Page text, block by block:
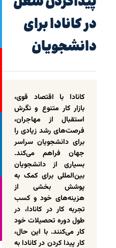
در کانادا برای
دانشجویان
کانادا با اقتصاد قوی،
بازار کار متنوع و نگرش
استقبال از مهاجران،
فرصت‌های رشد زیادی را
برای دانشجویان سراسر
جهان فراهم می‌کند.
بسیاری از دانشجویان
بین‌المللی برای کمک به
پوشش بخشی از
هزینه‌های خود و کسب
تجربه کار در کانادا، در
طول دوره تحصیلات خود
کار می‌کنند. با این حال،
کار پیدا کردن در کانادا به